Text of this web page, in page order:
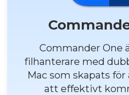
Commander One
filhanterare med
Mac som skapats
att effektivt